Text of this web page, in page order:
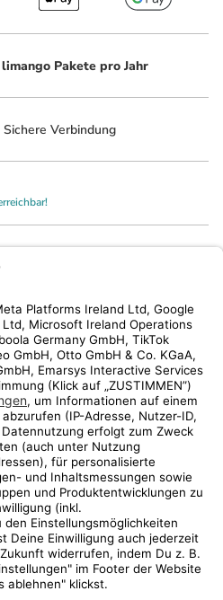
Pakete pro Jahr
Sichere Verbindung